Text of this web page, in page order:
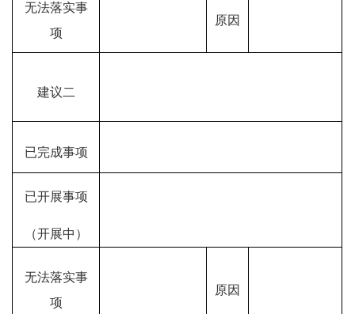
无法落实事
项
原因
建议二
已完成事项
已开展事项
（开展中）
无法落实事
项
原因